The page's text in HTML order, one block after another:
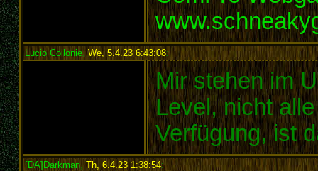
Lucio Collonie, We, 5.4.23 6:43:08:
Mir stehen im
Level, nicht
Verfügung, ist
[DA]Darkman, Th, 6.4.23 1:38:54: